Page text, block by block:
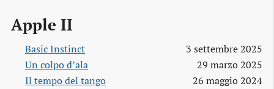
Apple II
Basic Instinct
3 settembre 2025
Un colpo d’ala
29 marzo 2025
Il tempo del tango
26 maggio 2024